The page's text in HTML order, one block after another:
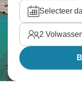
Selecteer
2